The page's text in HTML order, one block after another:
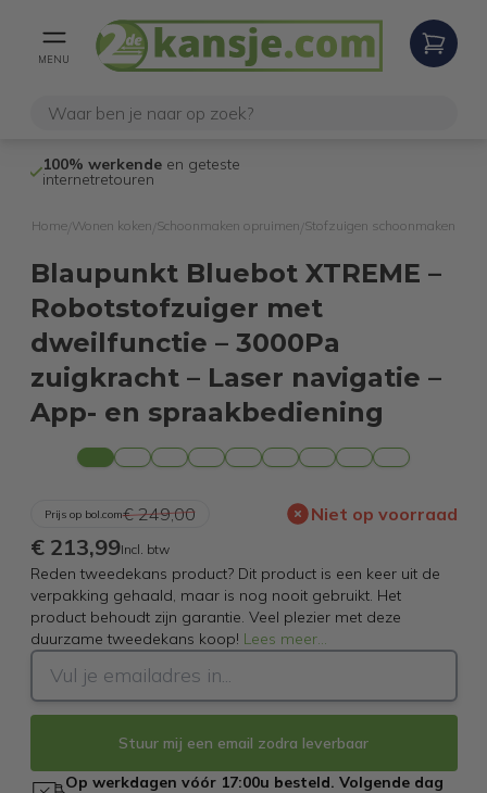
MENU
100% werkende en geteste
internetretouren
Home Wonen koken Schoonmaken opruimen Stofzuigen schoonmaken
Blaupunkt Bluebot XTREME –
Robotstofzuiger met
dweilfunctie – 3000Pa
zuigkracht – Laser navigatie –
App- en spraakbediening
Prijs op bol.com€ 249,00 Niet op voorraad
€ 213,99Incl. btw
Reden tweedekans product? Dit product is een keer uit de
verpakking gehaald, maar is nog nooit gebruikt. Het
product behoudt zijn garantie. Veel plezier met deze
duurzame tweedekans koop! Lees meer...
Stuur mij een email zodra leverbaar
Op werkdagen vóór 17:00u besteld. Volgende dag